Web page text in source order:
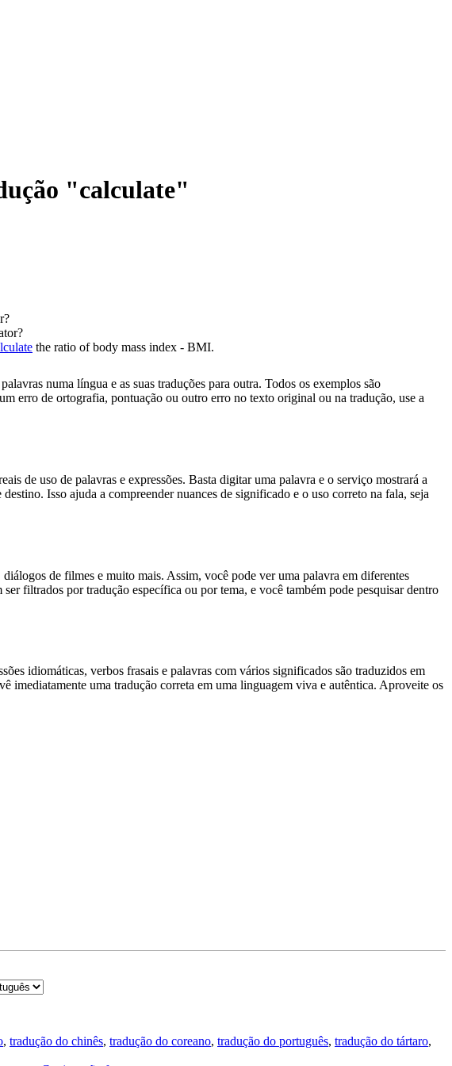
"calculate"
the ratio of body mass index - BMI.
numa língua e as suas traduções para outra. Todos os exemplos são
erro de ortografia, pontuação ou outro erro no texto original ou na tradução, use a
de uso de palavras e expressões. Basta digitar uma palavra e o serviço mostrará a
Isso ajuda a compreender nuances de significado e o uso correto na fala, seja
de filmes e muito mais. Assim, você pode ver uma palavra em diferentes
filtrados por tradução específica ou por tema, e você também pode pesquisar dentro
idiomáticas, verbos frasais e palavras com vários significados são traduzidos em
imediatamente uma tradução correta em uma linguagem viva e autêntica. Aproveite os
, tradução do chinês, tradução do coreano, tradução do português, tradução do tártaro,